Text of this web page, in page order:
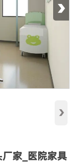
›
›
家_医院家具